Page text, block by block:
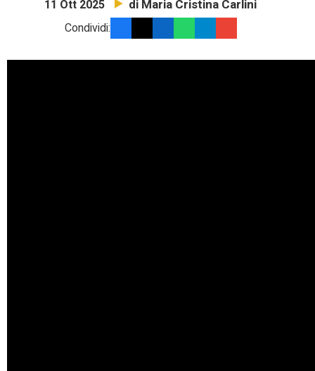
11 Ott 2025 di Maria Cristina Carlini
Condividi: